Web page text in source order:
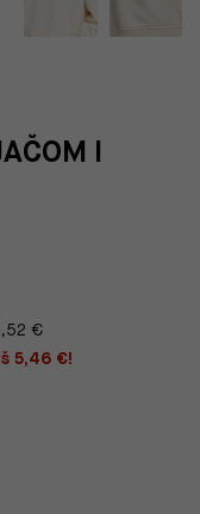
I
€
5,46 €!